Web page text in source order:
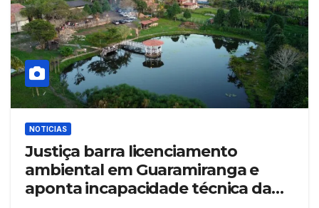
NOTICIAS
Justiça barra licenciamento
ambiental em Guaramiranga e
aponta incapacidade técnica da